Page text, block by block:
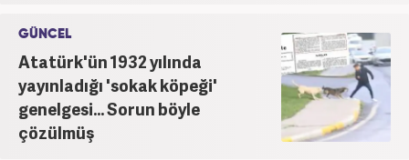
GÜNCEL
Atatürk'ün 1932 yılında
yayınladığı 'sokak köpeği'
genelgesi... Sorun böyle
çözülmüş